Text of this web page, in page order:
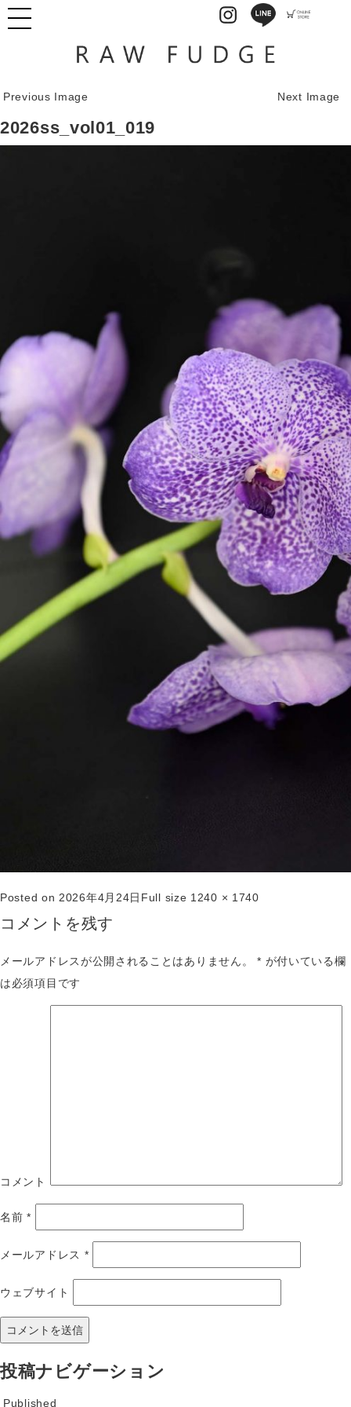
Previous Image Next Image
2026ss_vol01_019
Posted on 2026年4月24日 Full size 1240 × 1740
コメントを残す
メールアドレスが公開されることはありません。 * が付いている欄
は必須項目です
コメント
名前*
メールアドレス *
ウェブサイト
投稿ナビゲーション
Published